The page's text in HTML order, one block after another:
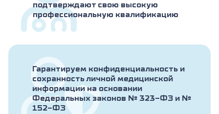
подтверждают свою высокую
профессиональную квалификацию
Гарантируем конфиденциальность и
сохранность личной медицинской
информации на основании
Федеральных законов № 323-ФЗ и №
152-ФЗ